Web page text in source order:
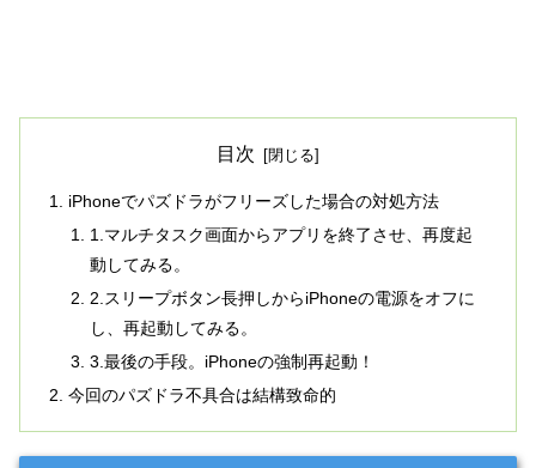
目次
iPhoneでパズドラがフリーズした場合の対処方法
1.マルチタスク画面からアプリを終了させ、再度起
動してみる。
2.スリープボタン長押しからiPhoneの電源をオフに
し、再起動してみる。
3.最後の手段。iPhoneの強制再起動！
今回のパズドラ不具合は結構致命的